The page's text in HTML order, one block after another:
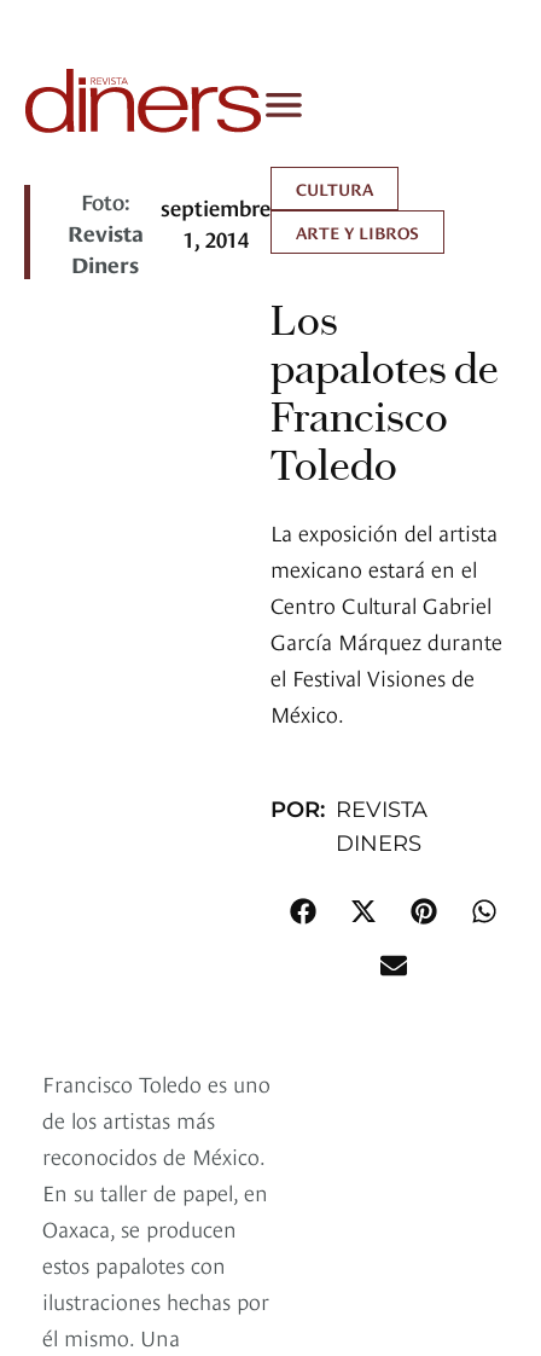
Foto:
Revista
Diners
septiembre
1, 2014
CULTURA
ARTE Y LIBROS
Los
papalotes de
Francisco
Toledo
La exposición del artista
mexicano estará en el
Centro Cultural Gabriel
García Márquez durante
el Festival Visiones de
México.
POR: REVISTA
DINERS
Francisco Toledo es uno
de los artistas más
reconocidos de México.
En su taller de papel, en
Oaxaca, se producen
estos papalotes con
ilustraciones hechas por
él mismo. Una